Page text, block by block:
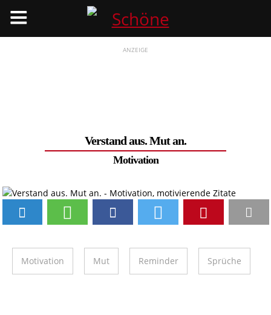
ANZEIGE
Verstand aus. Mut an.
Motivation
Motivation Mut Reminder Sprüche